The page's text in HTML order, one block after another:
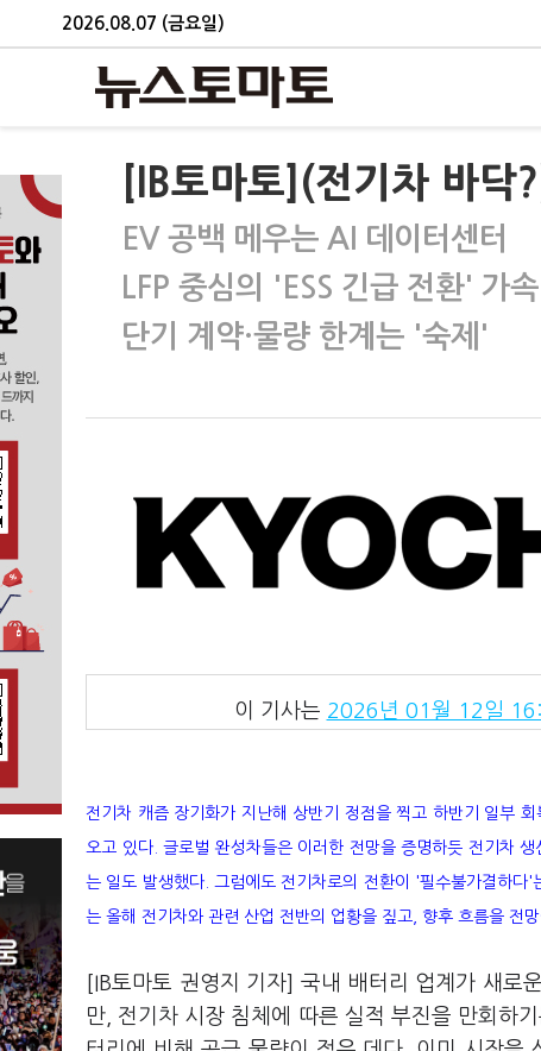
2026.08.07 (금요일)
[IB토마토](전기차 바
EV 공백 메우는 AI 데이터센터
LFP 중심의 'ESS 긴급 전환' 가속
단기 계약·물량 한계는 '숙제'
이 기사는 2026년 01월 12일
전기차 캐즘 장기화가 지난해 상반기 정점을 찍고 하반기 일부
오고 있다. 글로벌 완성차들은 이러한 전망을 증명하듯 전기차
는 일도 발생했다. 그럼에도 전기차로의 전환이 '필수불가결하다
는 올해 전기차와 관련 산업 전반의 업황을 짚고, 향후 흐름을 전
[IB토마토 권영지 기자] 국내 배터리 업계가 새로
만, 전기차 시장 침체에 따른 실적 부진을 만회하